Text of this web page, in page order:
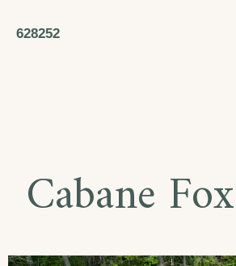
628252
Cabane